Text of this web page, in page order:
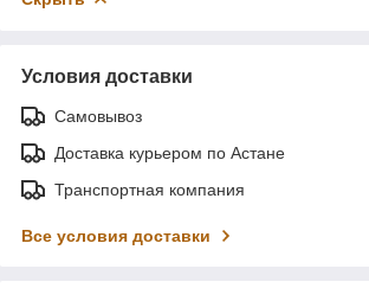
Условия доставки
Самовывоз
Доставка курьером по Астане
Транспортная компания
Все условия доставки